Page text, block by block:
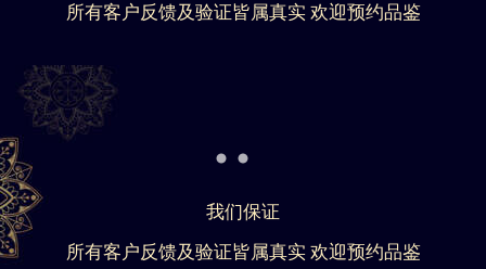
所有客户反馈及验证皆属真实 欢迎预约品鉴
我们保证
所有客户反馈及验证皆属真实 欢迎预约品鉴